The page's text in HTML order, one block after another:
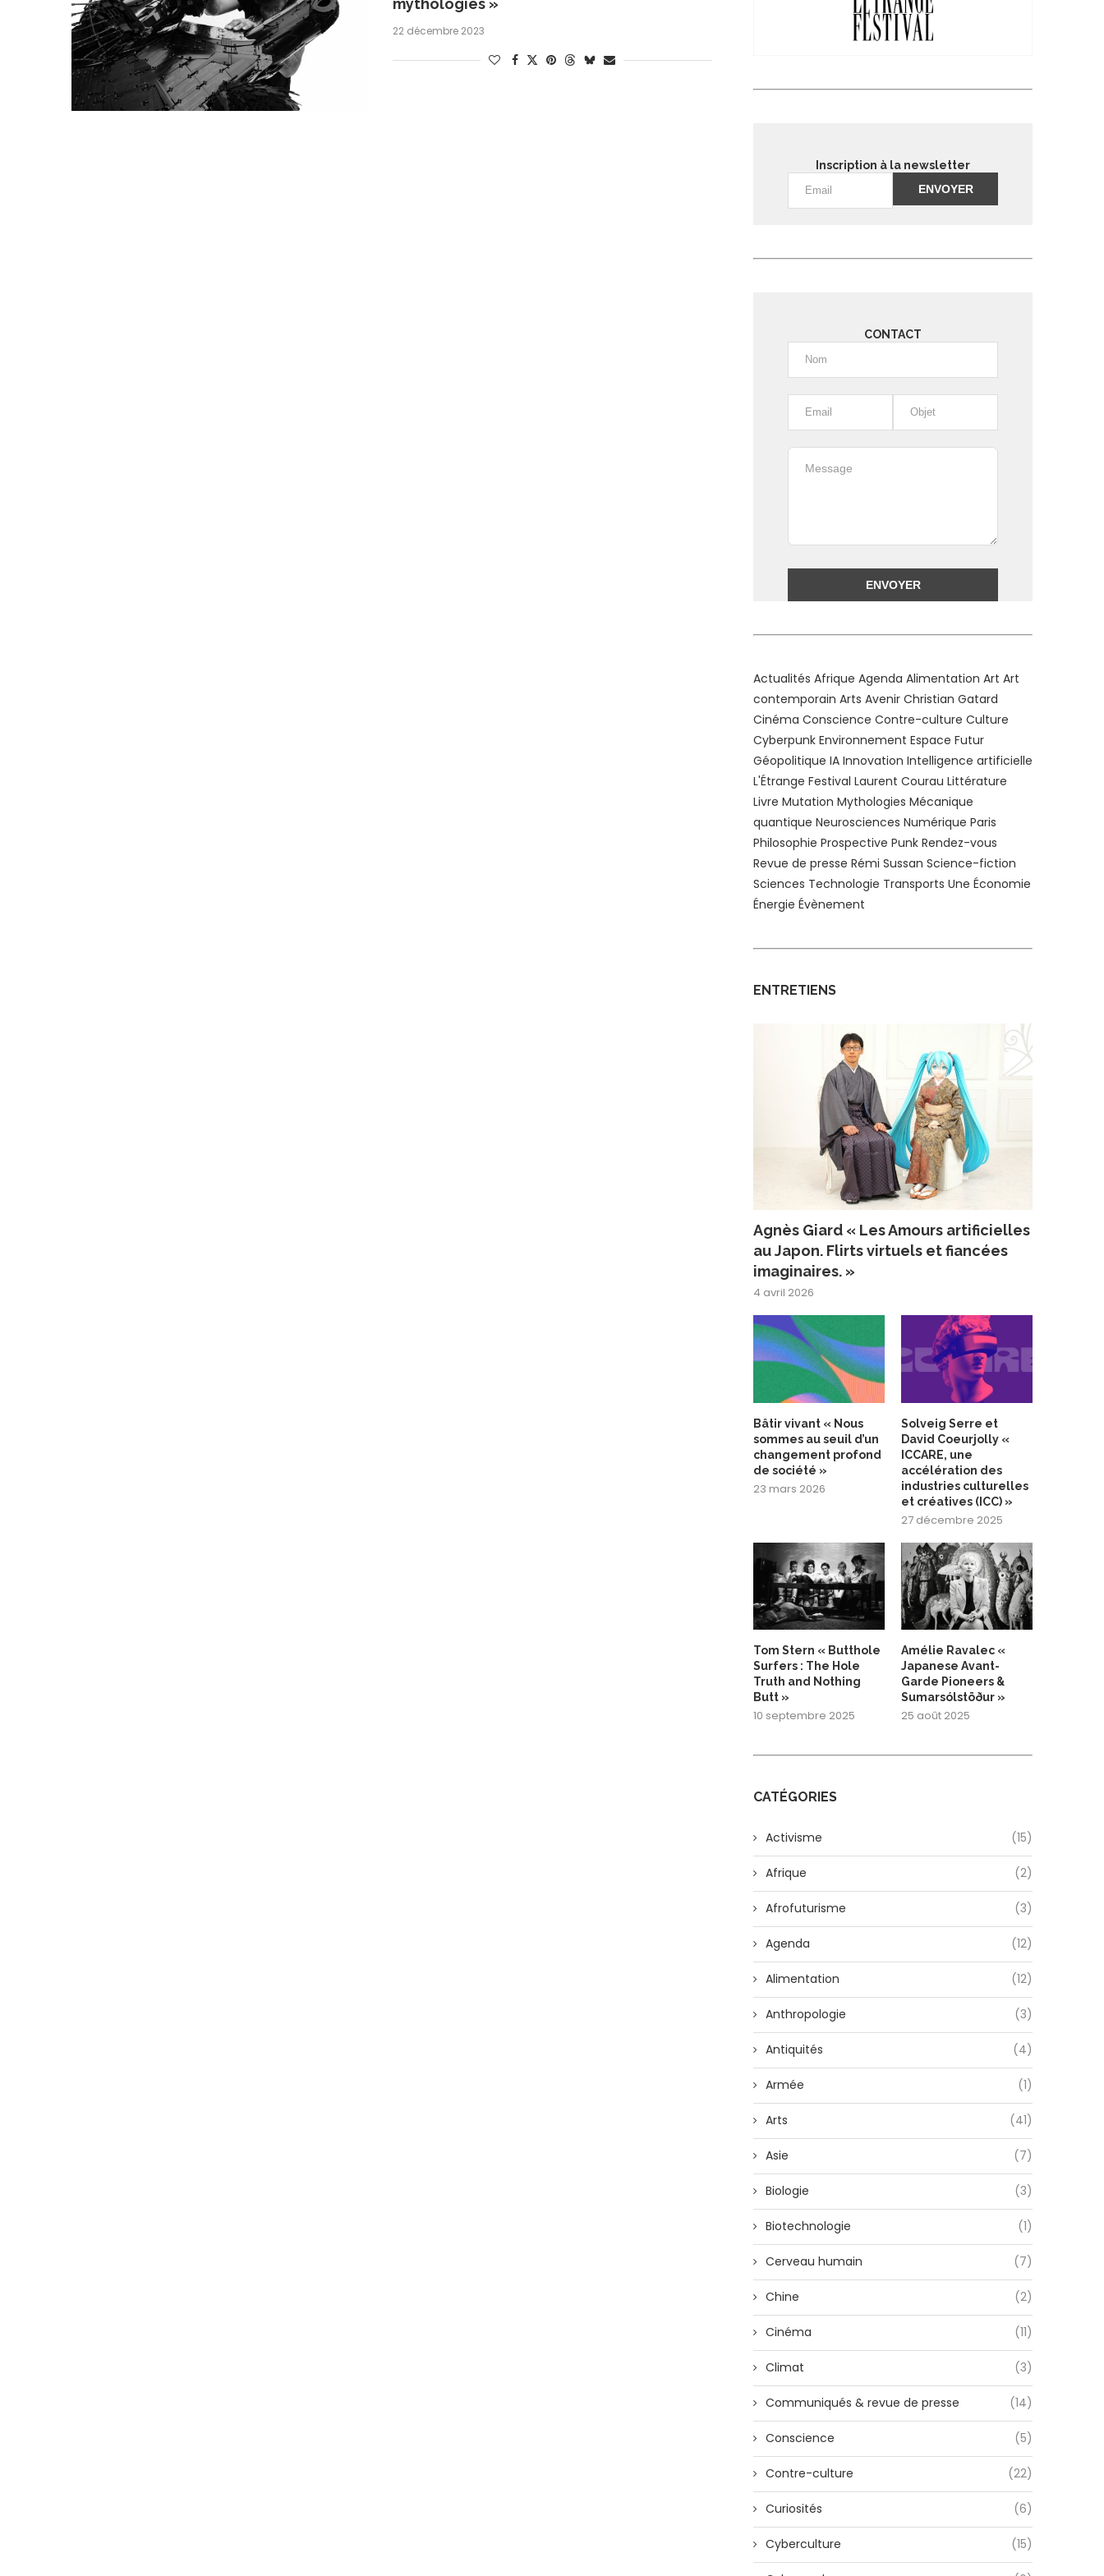
mythologies »
22 décembre 2023
Inscription à la newsletter
CONTACT
Actualités Afrique Agenda Alimentation Art Art
contemporain Arts Avenir Christian Gatard
Cinéma Conscience Contre-culture Culture
Cyberpunk Environnement Espace Futur
Géopolitique IA Innovation Intelligence artificielle
L'Étrange Festival Laurent Courau Littérature
Livre Mutation Mythologies Mécanique
quantique Neurosciences Numérique Paris
Philosophie Prospective Punk Rendez-vous
Revue de presse Rémi Sussan Science-fiction
Sciences Technologie Transports Une Économie
Énergie Évènement
ENTRETIENS
Agnès Giard « Les Amours artificielles
au Japon. Flirts virtuels et fiancées
imaginaires. »
4 avril 2026
Bâtir vivant « Nous
sommes au seuil d’un
changement profond
de société »
23 mars 2026
Solveig Serre et
David Coeurjolly «
ICCARE, une
accélération des
industries culturelles
et créatives (ICC) »
27 décembre 2025
Tom Stern « Butthole
Surfers : The Hole
Truth and Nothing
Butt »
10 septembre 2025
Amélie Ravalec «
Japanese Avant-
Garde Pioneers &
Sumarsólstöður »
25 août 2025
CATÉGORIES
Activisme (15)
Afrique (2)
Afrofuturisme (3)
Agenda (12)
Alimentation (12)
Anthropologie (3)
Antiquités (4)
Armée (1)
Arts (41)
Asie (7)
Biologie (3)
Biotechnologie (1)
Cerveau humain (7)
Chine (2)
Cinéma (11)
Climat (3)
Communiqués & revue de presse (14)
Conscience (5)
Contre-culture (22)
Curiosités (6)
Cyberculture (15)